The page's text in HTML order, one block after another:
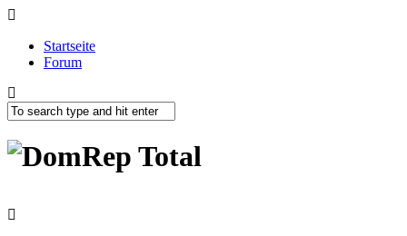
Startseite
Forum